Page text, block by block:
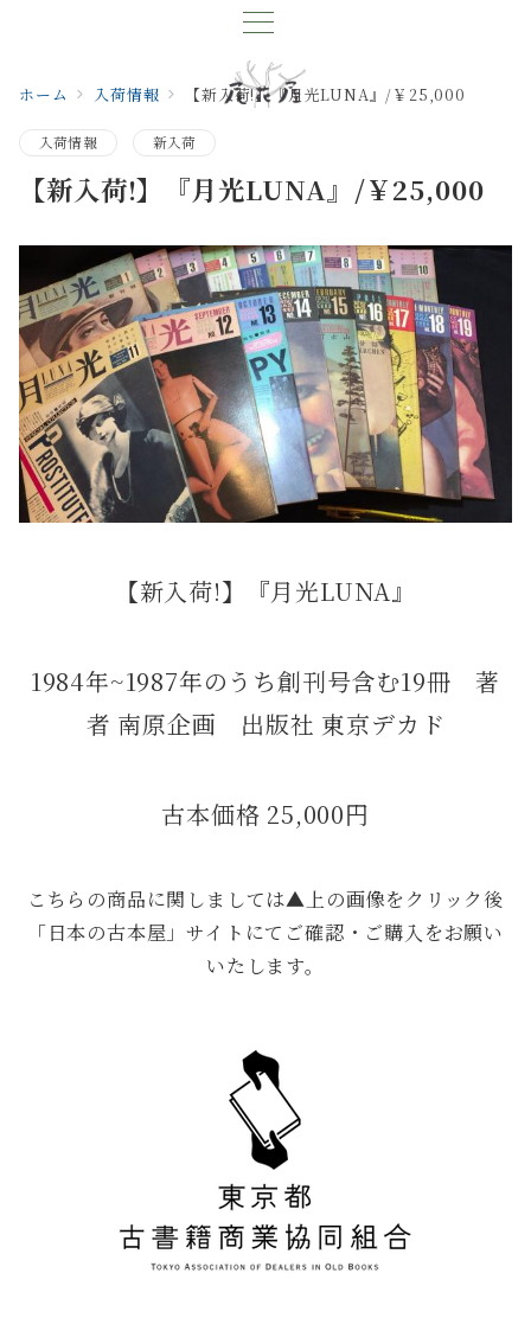
ホーム 入荷情報 【新入荷!】『月光LUNA』/￥25,000
入荷情報 新入荷
【新入荷!】『月光LUNA』/￥25,000
【新入荷!】『月光LUNA』
1984年~1987年のうち創刊号含む19冊 著
者 南原企画 出版社 東京デカド
古本価格 25,000円
こちらの商品に関しましては▲上の画像をクリック後
「日本の古本屋」サイトにてご確認・ご購入をお願い
いたします。